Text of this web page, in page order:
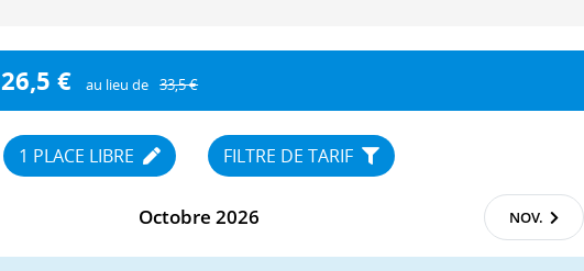
26,5 € au lieu de 33,5 €
1 PLACE LIBRE FILTRE DE TARIF
Octobre 2026 NOV.